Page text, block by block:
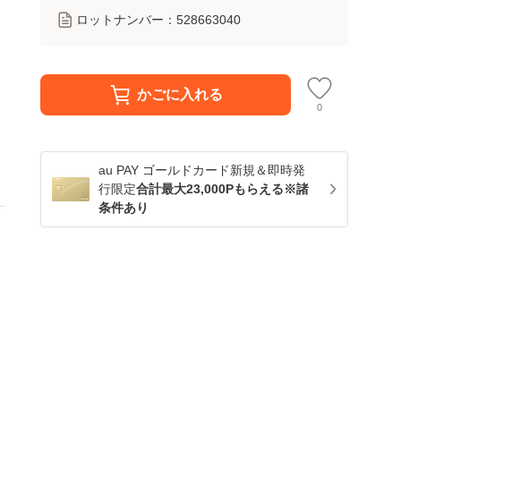
ロットナンバー： 528663040
かごに入れる
0
au PAY ゴールドカード新規＆即時発
行限定合計最大23,000Pもらえる※諸
条件あり